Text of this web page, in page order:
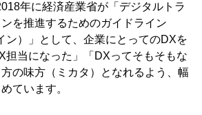
年に経済産業省が「デジタルトラ
を推進するためのガイドライン
ン）」として、企業にとってのDXを
担当になった」「DXってそもそもな
の味方（ミカタ）となれるよう、幅
ています。